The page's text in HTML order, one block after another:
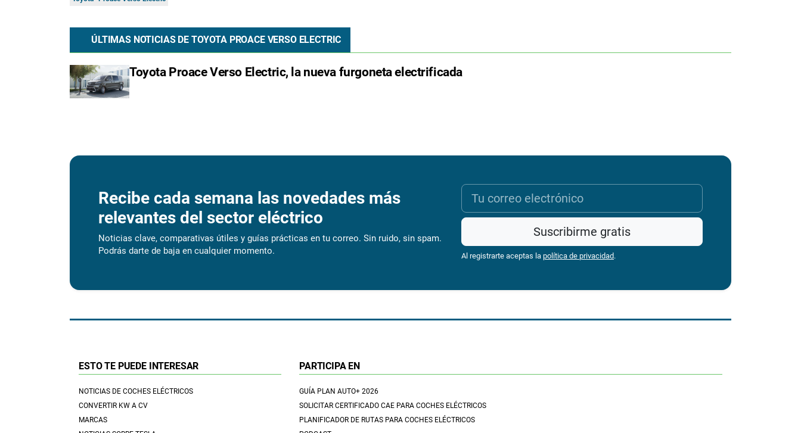
ÚLTIMAS NOTICIAS DE TOYOTA PROACE VERSO ELECTRIC
Toyota Proace Verso Electric, la nueva furgoneta electrificada
Recibe cada semana las novedades más
relevantes del sector eléctrico
Noticias clave, comparativas útiles y guías prácticas en tu correo. Sin ruido, sin spam.
Podrás darte de baja en cualquier momento.
Suscribirme gratis
Al registrarte aceptas la política de privacidad.
ESTO TE PUEDE INTERESAR
NOTICIAS DE COCHES ELÉCTRICOS
CONVERTIR KW A CV
MARCAS
PARTICIPA EN
GUÍA PLAN AUTO+ 2026
SOLICITAR CERTIFICADO CAE PARA COCHES ELÉCTRICOS
PLANIFICADOR DE RUTAS PARA COCHES ELÉCTRICOS